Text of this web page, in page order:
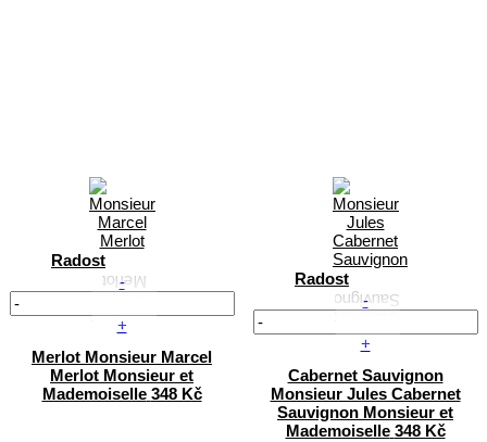
Radost
-
+
Merlot Monsieur Marcel
Merlot Monsieur et
Mademoiselle 348 Kč
Radost
-
+
Cabernet Sauvignon
Monsieur Jules Cabernet
Sauvignon Monsieur et
Mademoiselle 348 Kč